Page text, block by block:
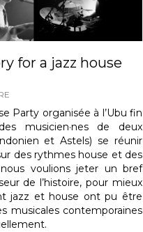
for a jazz house
Party organisée à l’Ubu fin
musicien·nes de deux
et Astels) se réunir
des rythmes house et des
voulions jeter un bref
de l’histoire, pour mieux
jazz et house ont pu être
musicales contemporaines